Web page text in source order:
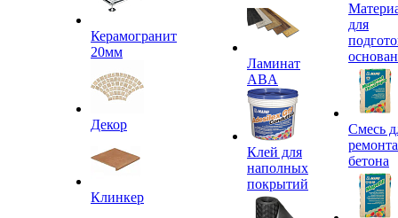
Керамогранит
20мм
Декор
Клинкер
Ламинат
ABA
Клей для
наполных
покрытий
для
Смесь
ремонта
бетона